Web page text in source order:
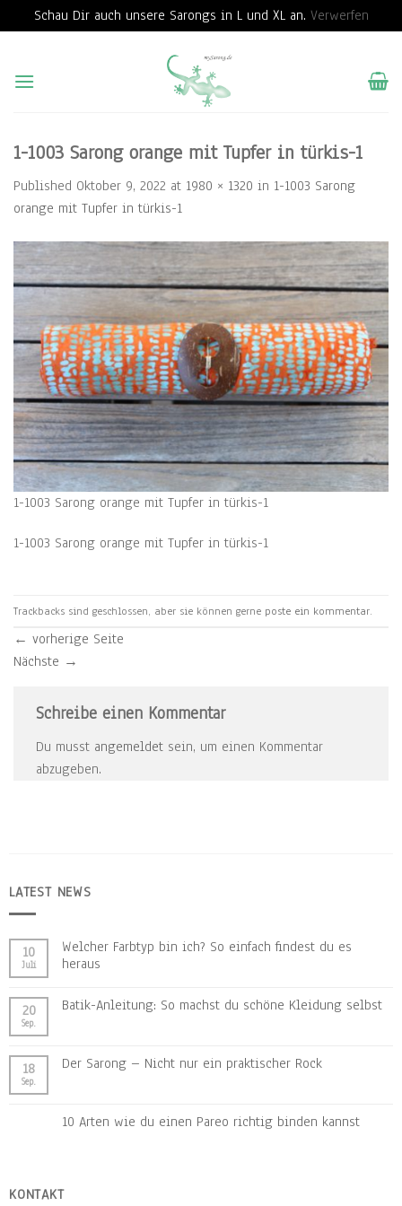
Schau Dir auch unsere Sarongs in L und XL an. Verwerfen
content
1-1003 Sarong orange mit Tupfer in türkis-1
Published Oktober 9, 2022 at 1980 × 1320 in 1-1003 Sarong
orange mit Tupfer in türkis-1
1-1003 Sarong orange mit Tupfer in türkis-1
1-1003 Sarong orange mit Tupfer in türkis-1
Trackbacks sind geschlossen, aber sie können gerne poste ein kommentar.
← vorherige Seite
Nächste →
Schreibe einen Kommentar
Du musst angemeldet sein, um einen Kommentar
abzugeben.
LATEST NEWS
10
Juli
Welcher Farbtyp bin ich? So einfach findest du es
heraus
20
Sep.
Batik-Anleitung: So machst du schöne Kleidung selbst
18
Sep.
Der Sarong – Nicht nur ein praktischer Rock
10 Arten wie du einen Pareo richtig binden kannst
KONTAKT